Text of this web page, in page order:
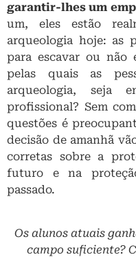
garantir-lhes um
um, eles estão
arqueologia hoje: as
para escavar ou não
pelas quais as
arqueologia, seja
profissional? Sem
questões é
decisão de amanhã
corretas sobre a
futuro e na
passado.
Os alunos atuais
campo suficiente?